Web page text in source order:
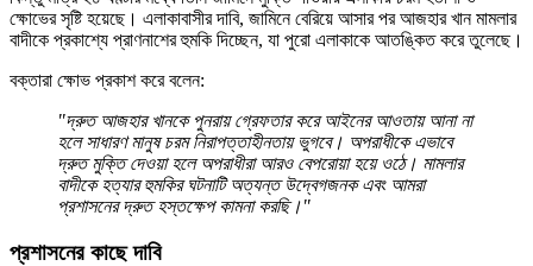
ক্ষোভের সৃষ্টি হয়েছে। এলাকাবাসীর দাবি, জামিনে বেরিয়ে আসার পর আজহার খান মামলার
বাদীকে প্রকাশ্যে প্রাণনাশের হুমকি দিচ্ছেন, যা পুরো এলাকাকে আতঙ্কিত করে তুলেছে।
বক্তারা ক্ষোভ প্রকাশ করে বলেন:
"দ্রুত আজহার খানকে পুনরায় গ্রেফতার করে আইনের আওতায় আনা না
হলে সাধারণ মানুষ চরম নিরাপত্তাহীনতায় ভুগবে। অপরাধীকে এভাবে
দ্রুত মুক্তি দেওয়া হলে অপরাধীরা আরও বেপরোয়া হয়ে ওঠে। মামলার
বাদীকে হত্যার হুমকির ঘটনাটি অত্যন্ত উদ্বেগজনক এবং আমরা
প্রশাসনের দ্রুত হস্তক্ষেপ কামনা করছি।"
প্রশাসনের কাছে দাবি